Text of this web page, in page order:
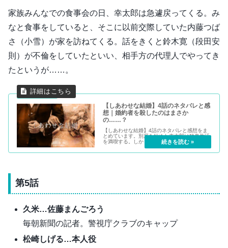
家族みんなでの食事会の日、幸太郎は急遽戻ってくる。み
なと食事をしていると、そこに以前交際していた内藤つば
さ（小雪）が家を訪ねてくる。話をきくと鈴木寛（段田安
則）が不倫をしていたといい、相手方の代理人でやってき
たというが……。
【しあわせな結婚】4話のネタバレと感
想｜婚約者を殺したのはまさか
の……？
【しあわせな結婚】4話のネタバレと感想をま
とめています。別居を始めた幸太郎は独身生活
を満喫する。しかし、ネルラと別れるつもりは
なく、食事会の時に一旦は家に戻る。するとそ
こにやってきた元彼女である弁護士が、家を訪
第5話
久米…佐藤まんごろう
毎朝新聞の記者。警視庁クラブのキャップ
松崎しげる…本人役